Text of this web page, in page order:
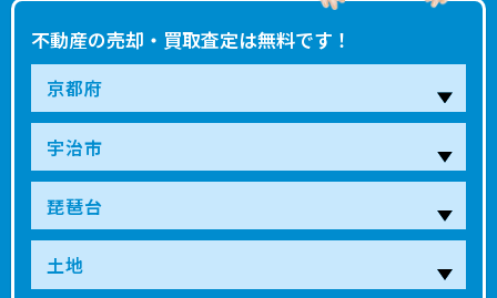
不動産の売却・買取査定は無料です！